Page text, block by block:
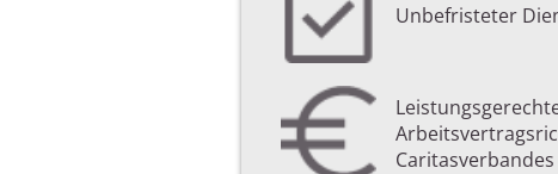
Unbefristeter
Caritasverbandes